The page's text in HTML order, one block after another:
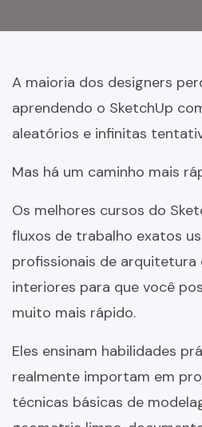
A maioria dos designers
aprendendo o SketchUp
aleatórios e infinitas
Mas há um caminho mais
Os melhores cursos do
fluxos de trabalho exatos
profissionais de arquitetura
interiores para que você
muito mais rápido.
Eles ensinam habilidades
realmente importam em
técnicas básicas de